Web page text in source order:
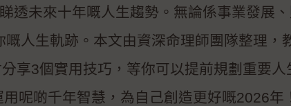
透未來十年嘅人生趨勢。無論係事業發展
人生軌跡。本文由資深命理師團隊整理，
享3個實用技巧，等你可以提前規劃重要
呢啲千年智慧，為自己創造更好嘅2026年